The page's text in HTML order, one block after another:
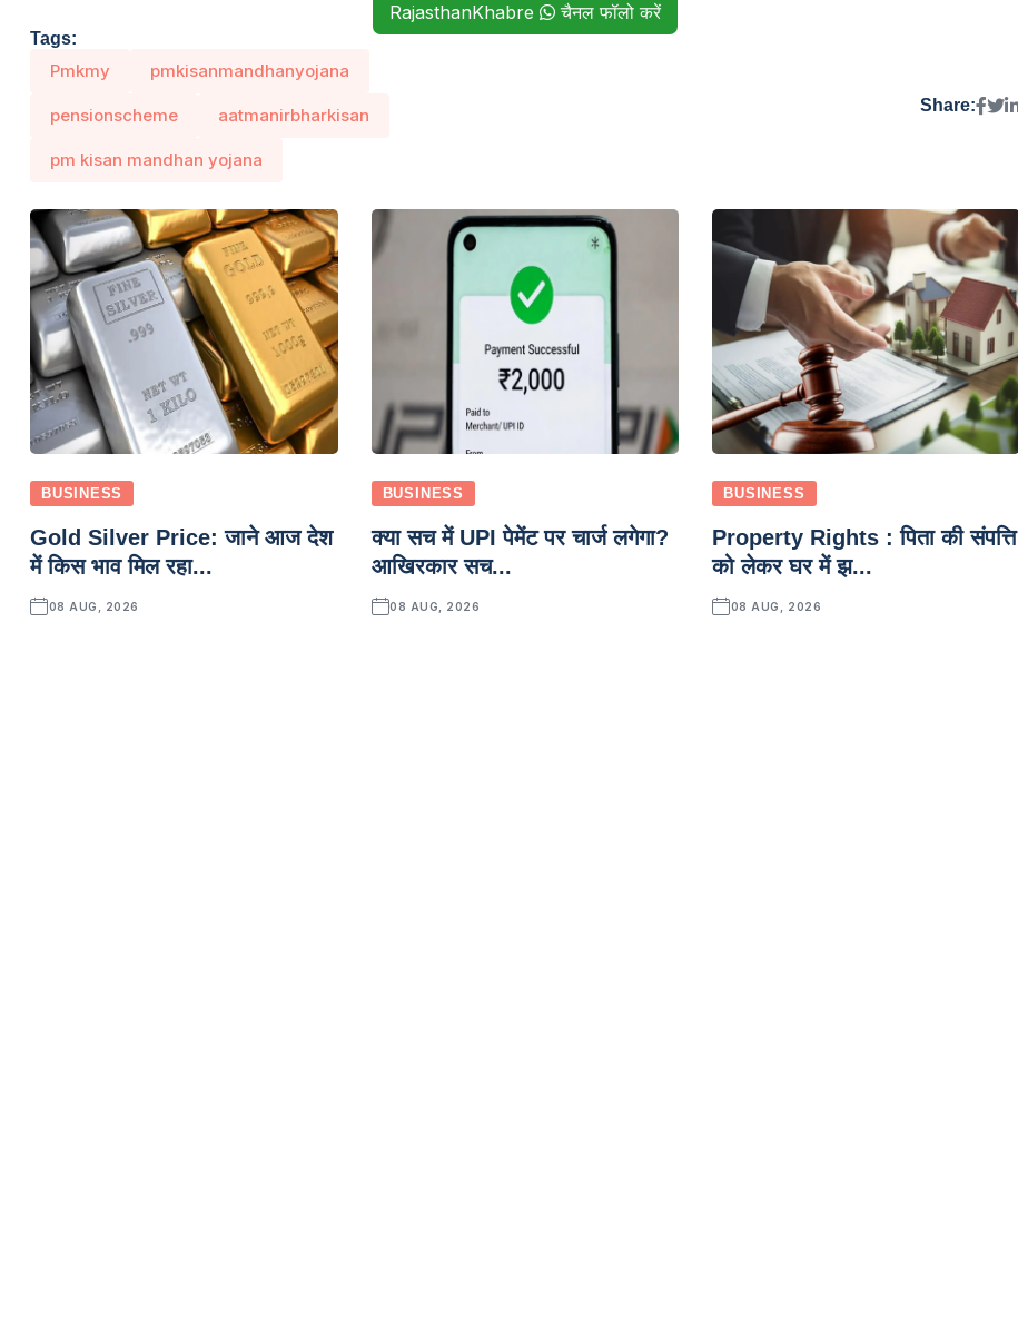
RajasthanKhabre चैनल फॉलो करें
Tags:
Pmkmy pmkisanmandhanyojana
pensionscheme aatmanirbharkisan
pm kisan mandhan yojana
Share:
BUSINESS
Gold Silver Price: जाने आज देश
में किस भाव मिल रहा...
08 AUG, 2026
BUSINESS
क्या सच में UPI पेमेंट पर चार्ज लगेगा?
आखिरकार सच...
08 AUG, 2026
BUSINESS
Property Rights : पिता की संपत्ति
को लेकर घर में झ...
08 AUG, 2026